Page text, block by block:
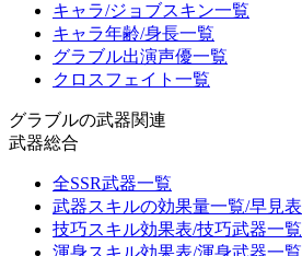
キャラ/ジョブスキン一覧
キャラ年齢/身長一覧
グラブル出演声優一覧
クロスフェイト一覧
グラブルの武器関連
武器総合
全SSR武器一覧
武器スキルの効果量一覧/早見表
技巧スキル効果表/技巧武器一覧
渾身スキル効果表/渾身武器一覧